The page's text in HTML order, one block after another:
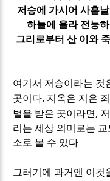
저승에 가시어 사흗
하늘에 올라 전능
그리로부터 산 이와
여기서 저승이라는 것
곳이다. 지옥은 지은
벌을 받은 곳이라면 ,
리는 세상 의미로는
소로 볼 수 있다
그러기에 과거엔 이것